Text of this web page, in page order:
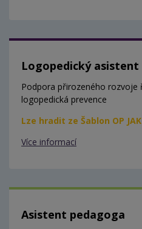
Logopedický asistent
Podpora přirozeného rozvoje
logopedická prevence
Lze hradit ze Šablon OP JAK
Více informací
Asistent pedagoga